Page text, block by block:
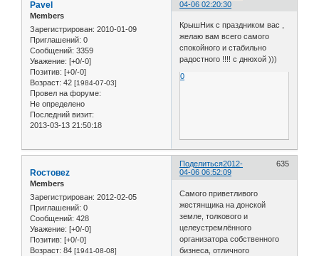
04-06 02:20:30
Pavel
Members
Зарегистрирован: 2010-01-09
Приглашений: 0
Сообщений: 3359
Уважение: [+0/-0]
Позитив: [+0/-0]
Возраст: 42 [1984-07-03]
Провел на форуме:
Не определено
Последний визит:
2013-03-13 21:50:18
КрышНик с праздником вас ,
желаю вам всего самого
спокойного и стабильно
радостного !!!! с днюхой )))
0
Поделиться 635
2012-
04-06 06:52:09
Roстовеz
Members
Зарегистрирован: 2012-02-05
Приглашений: 0
Сообщений: 428
Уважение: [+0/-0]
Позитив: [+0/-0]
Возраст: 84 [1941-08-08]
Самого приветливого
жестянщика на донской
земле, толкового и
целеустремлённого
организатора собственного
бизнеса, отличного